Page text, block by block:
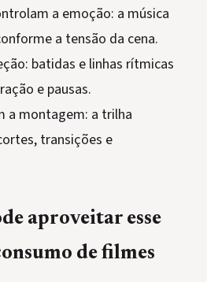
a emoção: a música
a tensão da cena.
batidas e linhas rítmicas
e pausas.
a montagem: a trilha
transições e
aproveitar esse
de filmes